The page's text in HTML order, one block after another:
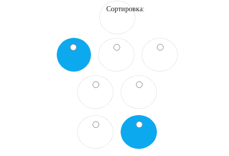
ЛАБОРАТОРНОЕ ОБОРУДОВАНИЕ JOANLAB
ЛАБОРАТОРНОЕ ОБОРУДОВАНИЕ И ПРИБОРЫ
МАГНИТНЫЕ МЕШАЛКИ
Ультразвуковая ванна мойка
Центрифуга лабораторная медицинская
Сортировка: